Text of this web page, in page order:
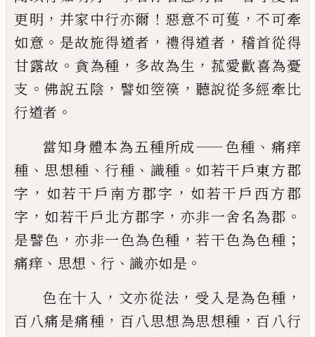
更明 ， 并家中行亦爾 ！ 惡意不可蒦 ，不可牽
如意 。 是故施得道者 ， 禮得道者 ， 稽首從得
甘露故 。 貪為種 ， 多故為生 ， 菰愛歡喜為憂
支 。佛說五陰 ， 譬如箜篌 ， 聽說從多經牽比
行道者 。
當知身體本為五種所成——色種 、 痛痒
種 、 思想種 、行種 、 識種 。 如若干戶東方郡
字 ， 如若干戶南方郡字 ， 如若干戶西方郡
字 ， 如若干戶北方郡字 ， 亦非一舍名為郡 。
是譬色 ，亦非一色為色種 ，若干色為色種 ；
痛痒 、 思想 、 行 、 識亦如是 。
色在十入 ， 文亦從法 ， 受入是為色種 ，
百八痛是痛種 ， 百八思想為思想種 ， 百八行